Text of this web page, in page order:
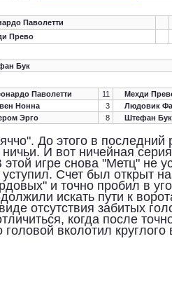
Паволетти
Прево
Бук
Паволетти 11 Мехди
Нонна 3 Людовик
Эрго 8 Штефан Бук
До этого в последний
И вот ничейная серия
игре снова "Метц" не
Счет был открыт
и точно пробил в
искать пути к
отсутствия забитых
когда после
вколотил круглого